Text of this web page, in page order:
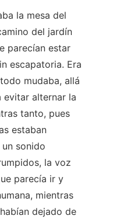
la mesa del
del jardín
parecían estar
escapatoria. Era
mudaba, allá
alternar la
tanto, pues
estaban
sonido
la voz
parecía ir y
mientras
dejado de